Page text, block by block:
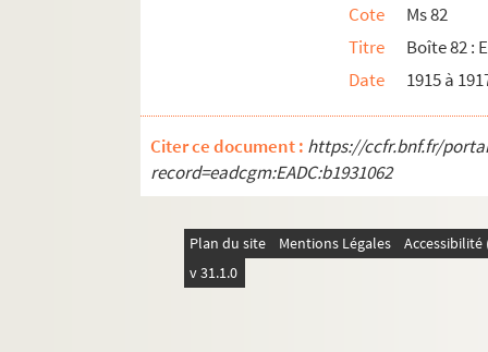
Cote
Ms 82
Titre
Boîte 82 :
Date
1915 à
Citer ce document : https://ccfr.bnf.fr/
record=eadcgm:EADC:b1931062
Plan du site Mentions Légales
v 31.1.0